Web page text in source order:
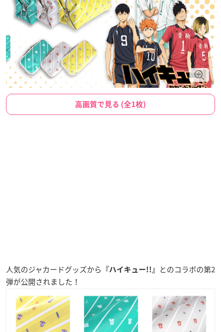
高画質で見る (全1枚)
人気のジャカードグッズから 『ハイキュー!!』
とのコラボの第2
弾が公開されました！